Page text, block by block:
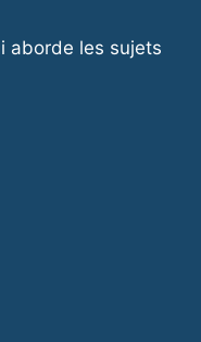
aborde les sujets